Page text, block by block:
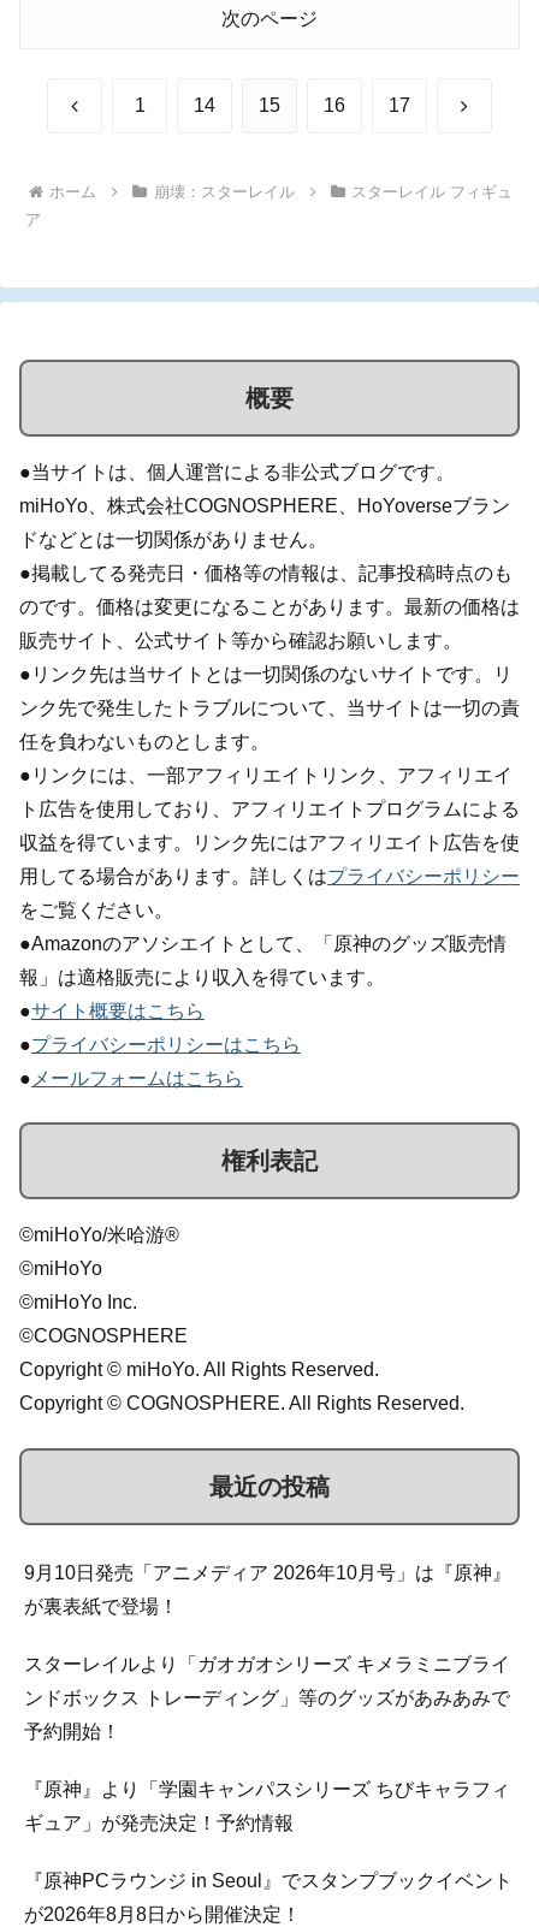
次のページ
前 1 14 15 16 17 次
ホーム 崩壊：スターレイル
スターレイル フィギュ
ア
概要
●当サイトは、個人運営による非公式ブログです。
miHoYo、株式会社COGNOSPHERE、HoYoverseブラン
ドなどとは一切関係がありません。
●掲載してる発売日・価格等の情報は、記事投稿時点のも
のです。価格は変更になることがあります。最新の価格は
販売サイト、公式サイト等から確認お願いします。
●リンク先は当サイトとは一切関係のないサイトです。リ
ンク先で発生したトラブルについて、当サイトは一切の責
任を負わないものとします。
●リンクには、一部アフィリエイトリンク、アフィリエイ
ト広告を使用しており、アフィリエイトプログラムによる
収益を得ています。リンク先にはアフィリエイト広告を使
用してる場合があります。詳しくはプライバシーポリシー
をご覧ください。
●Amazonのアソシエイトとして、「原神のグッズ販売情
報」は適格販売により収入を得ています。
●サイト概要はこちら
●プライバシーポリシーはこちら
● メールフォームはこちら
権利表記
©miHoYo/米哈游®
©miHoYo
©miHoYo Inc.
©COGNOSPHERE
Copyright © miHoYo. All Rights Reserved.
Copyright © COGNOSPHERE. All Rights Reserved.
最近の投稿
9月10日発売「アニメディア 2026年10月号」は『原神』
が裏表紙で登場！
スターレイルより「ガオガオシリーズ キメラミニブライ
ンドボックス トレーディング」等のグッズがあみあみで
予約開始！
『原神』より「学園キャンパスシリーズ ちびキャラフィ
ギュア」が発売決定！予約情報
『原神PCラウンジ in Seoul』でスタンプブックイベント
が2026年8月8日から開催決定！